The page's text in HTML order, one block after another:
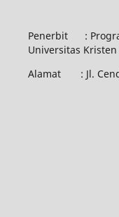
Penerbit :
Universitas
Alamat : Jl.